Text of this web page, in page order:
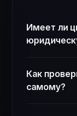
Имеет ли
полную
генератор
Как
самому?